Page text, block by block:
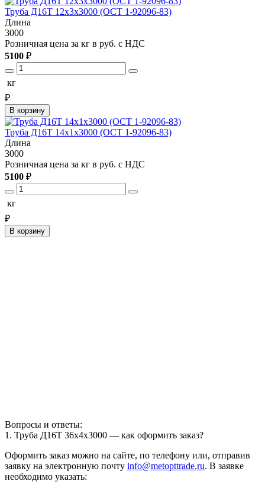
Труба Д16Т 12х3х3000 (ОСТ 1-92096-83)
Длина
3000
Розничная цена за кг в руб. с НДС
5100 ₽
кг
₽
В корзину
Труба Д16Т 14х1х3000 (ОСТ 1-92096-83)
Длина
3000
Розничная цена за кг в руб. с НДС
5100 ₽
кг
₽
В корзину
Вопросы и ответы:
1. Труба Д16Т 36х4х3000 — как оформить заказ?
Оформить заказ можно на сайте, по телефону или, отправив
заявку на электронную почту info@metopttrade.ru. В заявке
необходимо указать: